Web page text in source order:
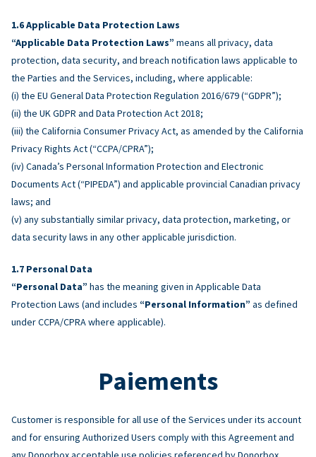
Applicable Data Protection Laws
“Applicable Data Protection Laws” means all privacy, data
protection, data security, and breach notification laws applicable to
the Parties and the Services, including, where applicable:
(i) the EU General Data Protection Regulation 2016/679 (“GDPR”);
(ii) the UK GDPR and Data Protection Act 2018;
(iii) the California Consumer Privacy Act, as amended by the California
Privacy Rights Act (“CCPA/CPRA”);
(iv) Canada’s Personal Information Protection and Electronic
Documents Act (“PIPEDA”) and applicable provincial Canadian privacy
laws; and
(v) any substantially similar privacy, data protection, marketing, or
data security laws in any other applicable jurisdiction.
Personal Data
“Personal Data” has the meaning given in Applicable Data
Protection Laws (and includes “Personal Information” as defined
under CCPA/CPRA where applicable).
Paiements
Customer is responsible for all use of the Services under its account
and for ensuring Authorized Users comply with this Agreement and